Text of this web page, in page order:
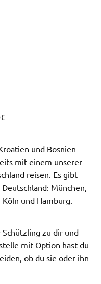
und Bosnien-
mit einem unserer
reisen. Es gibt
München,
und Hamburg.
zu dir und
mit Option hast du
ob du sie oder ihn